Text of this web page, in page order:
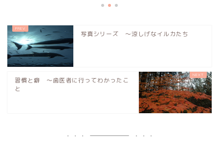
写真シリーズ 〜涼しげなイルカたち
習慣と癖 〜歯医者に行ってわかったこ
と